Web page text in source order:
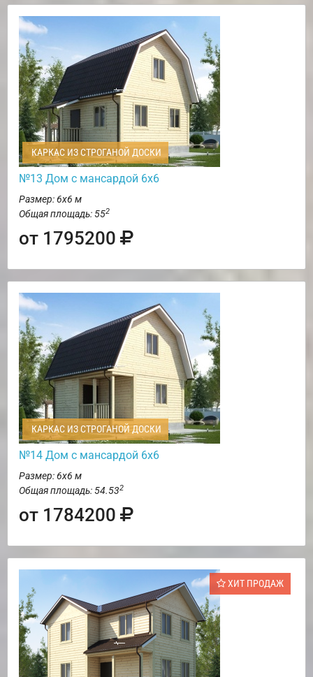
КАРКАС ИЗ СТРОГАНОЙ ДОСКИ
№13 Дом с мансардой 6х6
Размер: 6х6 м
Общая площадь: 552
от 1795200
КАРКАС ИЗ СТРОГАНОЙ ДОСКИ
№14 Дом с мансардой 6х6
Размер: 6х6 м
Общая площадь: 54.532
от 1784200
ХИТ ПРОДАЖ